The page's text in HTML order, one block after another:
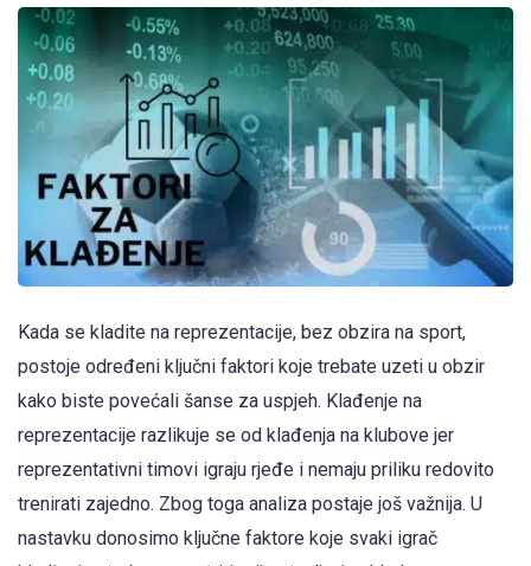
Kada se kladite na reprezentacije, bez obzira na sport,
postoje određeni ključni faktori koje trebate uzeti u obzir
kako biste povećali šanse za uspjeh. Klađenje na
reprezentacije razlikuje se od klađenja na klubove jer
reprezentativni timovi igraju rjeđe i nemaju priliku redovito
trenirati zajedno. Zbog toga analiza postaje još važnija. U
nastavku donosimo ključne faktore koje svaki igrač